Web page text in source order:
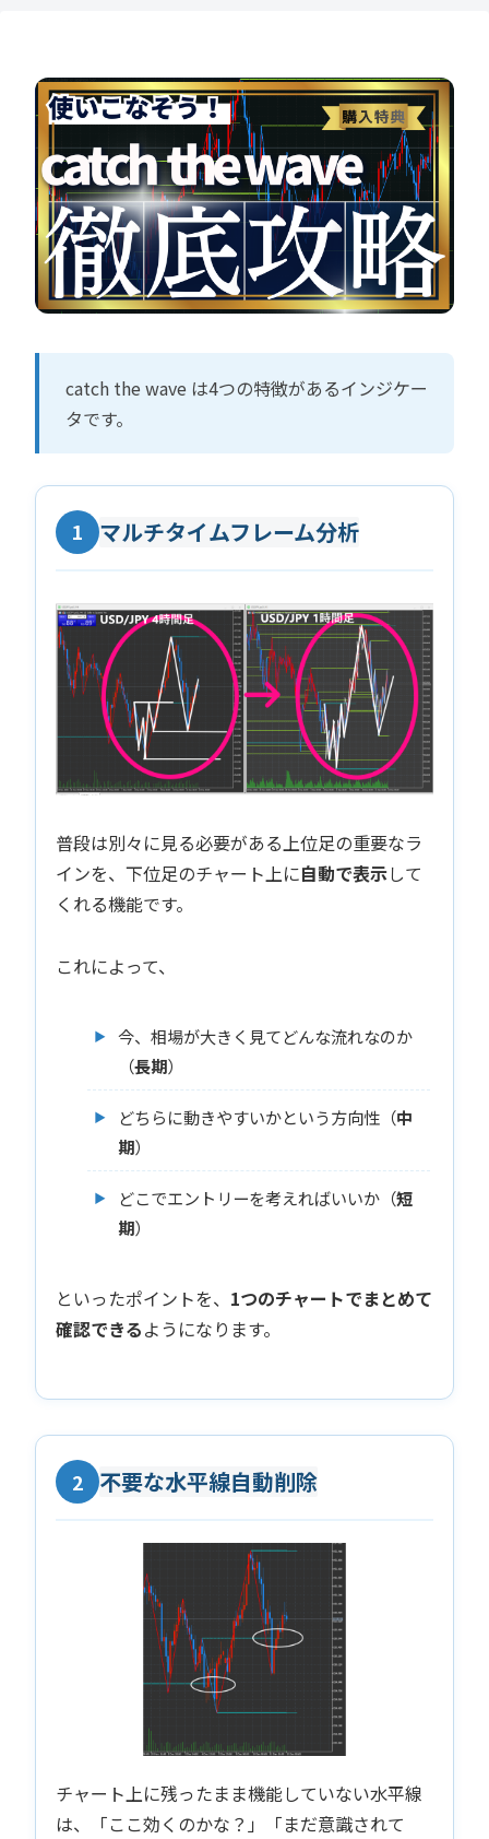
catch the wave は4つの特徴があるインジケー
タです。
1 マルチタイムフレーム分析
普段は別々に見る必要がある上位足の重要なラ
インを、下位足のチャート上に自動で表示して
くれる機能です。
これによって、
今、相場が大きく見てどんな流れなのか
（長期）
どちらに動きやすいかという方向性（中
期）
どこでエントリーを考えればいいか（短
期）
といったポイントを、 1つのチャートでまとめて
確認できるようになります。
2 不要な水平線自動削除
チャート上に残ったまま機能していない水平線
は、「ここ効くのかな？」「まだ意識されて